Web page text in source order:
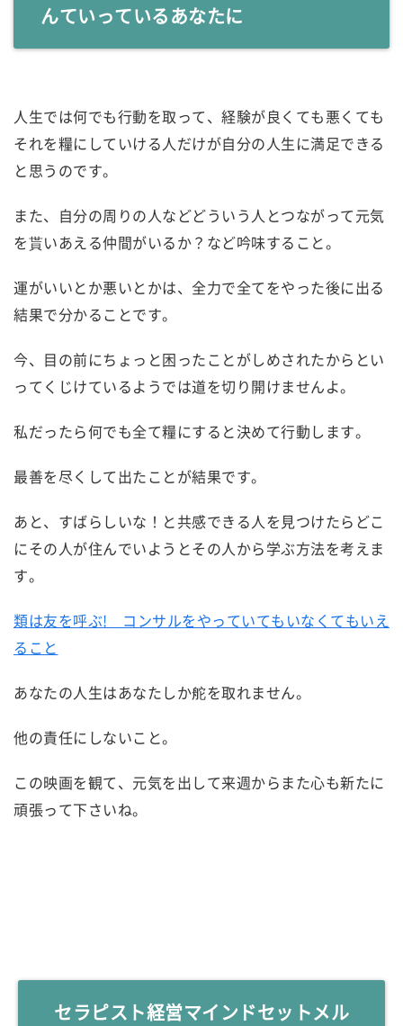
んていっているあなたに
人生では何でも行動を取って、経験が良くても悪くても
それを糧にしていける人だけが自分の人生に満足できる
と思うのです。
また、自分の周りの人などどういう人とつながって元気
を貰いあえる仲間がいるか？など吟味すること。
運がいいとか悪いとかは、全力で全てをやった後に出る
結果で分かることです。
今、目の前にちょっと困ったことがしめされたからとい
ってくじけているようでは道を切り開けませんよ。
私だったら何でも全て糧にすると決めて行動します。
最善を尽くして出たことが結果です。
あと、すばらしいな！と共感できる人を見つけたらどこ
にその人が住んでいようとその人から学ぶ方法を考えま
す。
類は友を呼ぶ! コンサルをやっていてもいなくてもいえ
ること
あなたの人生はあなたしか舵を取れません。
他の責任にしないこと。
この映画を観て、元気を出して来週からまた心も新たに
頑張って下さいね。
セラピスト経営マインドセットメル